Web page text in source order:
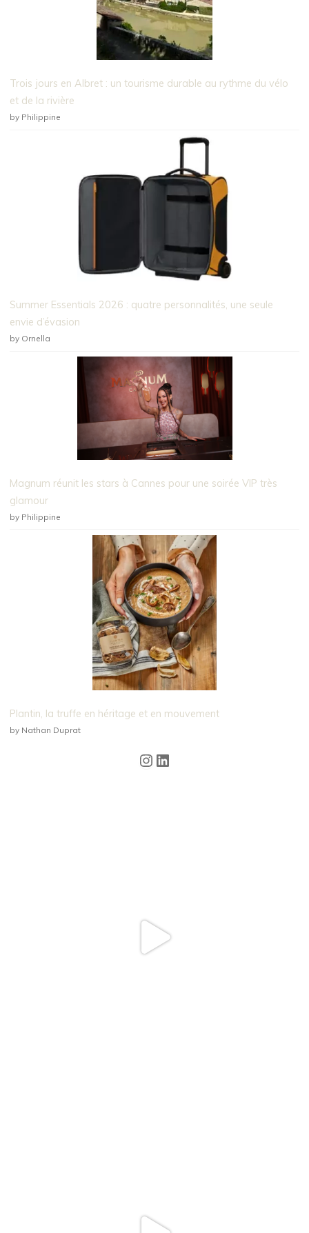
Trois jours en Albret : un tourisme durable au rythme du vélo
et de la rivière
by Philippine
Summer Essentials 2026 : quatre personnalités, une seule
envie d’évasion
by Ornella
Magnum réunit les stars à Cannes pour une soirée VIP très
glamour
by Philippine
Plantin, la truffe en héritage et en mouvement
by Nathan Duprat
Instagram
LinkedIn